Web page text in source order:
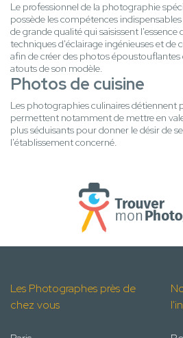
Le professionnel de la photographie
possède les compétences
de grande qualité qui saisissent
techniques d'éclairage ingénieuses et de
afin de créer des photos
atouts de son modèle.
Photos de cuisine
Les photographies culinaires détiennent
permettent notamment de mettre en
plus séduisants pour donner le désir de
l'établissement concerné.
Les Photographes près de
chez vous